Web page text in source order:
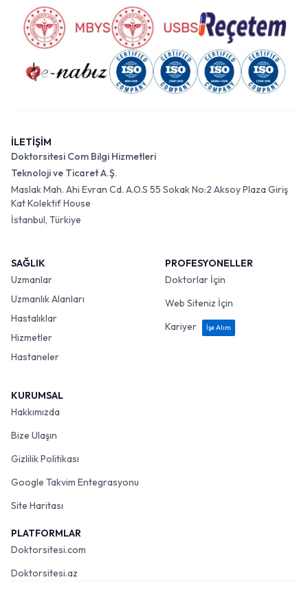
İLETİŞİM
Doktorsitesi Com Bilgi Hizmetleri
Teknoloji ve Ticaret A.Ş.
Maslak Mah. Ahi Evran Cd. A.O.S 55 Sokak No:2 Aksoy Plaza Giriş
Kat Kolektif House
İstanbul, Türkiye
SAĞLIK
Uzmanlar
Uzmanlık Alanları
Hastalıklar
Hizmetler
Hastaneler
PROFESYONELLER
Doktorlar İçin
Web Siteniz İçin
Kariyer
İşe Alım
KURUMSAL
Hakkımızda
Bize Ulaşın
Gizlilik Politikası
Google Takvim Entegrasyonu
Site Haritası
PLATFORMLAR
Doktorsitesi.com
Doktorsitesi.az